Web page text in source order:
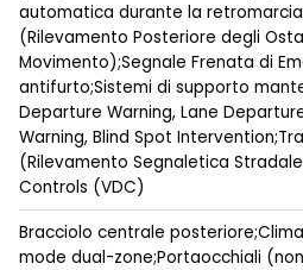
automatica durante la
(Rilevamento Posteriore degli
Movimento);Segnale Frenata di
antifurto;Sistemi di supporto
Departure Warning, Lane
Warning, Blind Spot
(Rilevamento Segnaletica
Controls (VDC)
Bracciolo centrale
mode dual-zone;Portaocchiali